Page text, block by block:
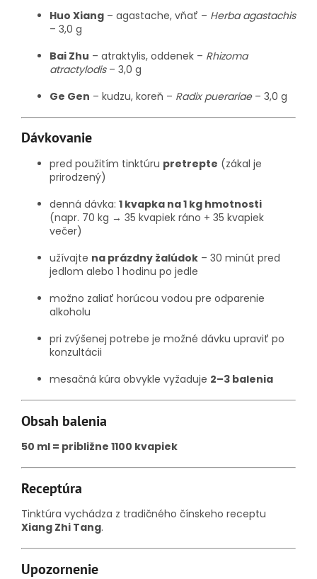
Huo Xiang – agastache, vňať – Herba agastachis
– 3,0 g
Bai Zhu – atraktylis, oddenek – Rhizoma
atractylodis– 3,0 g
Ge Gen – kudzu, koreň – Radix puerariae– 3,0 g
Dávkovanie
pred použitím tinktúru pretrepte (zákal je
prirodzený)
denná dávka: 1 kvapka na 1 kg hmotnosti
(napr. 70 kg → 35 kvapiek ráno + 35 kvapiek
večer)
užívajte na prázdny žalúdok – 30 minút pred
jedlom alebo 1 hodinu po jedle
možno zaliať horúcou vodou pre odparenie
alkoholu
pri zvýšenej potrebe je možné dávku upraviť po
konzultácii
mesačná kúra obvykle vyžaduje 2–3 balenia
Obsah balenia
50 ml = približne 1100 kvapiek
Receptúra
Tinktúra vychádza z tradičného čínskeho receptu
Xiang Zhi Tang.
Upozornenie